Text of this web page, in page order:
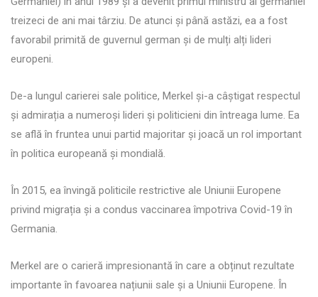
treizeci de ani mai târziu. De atunci și până astăzi, ea a fost
favorabil primită de guvernul german și de mulți alți lideri
europeni.
De-a lungul carierei sale politice, Merkel și-a câștigat respectul
și admirația a numeroși lideri și politicieni din întreaga lume. Ea
se află în fruntea unui partid majoritar și joacă un rol important
în politica europeană și mondială.
În 2015, ea învingă politicile restrictive ale Uniunii Europene
privind migrația și a condus vaccinarea împotriva Covid-19 în
Germania.
Merkel are o carieră impresionantă în care a obținut rezultate
importante în favoarea națiunii sale și a Uniunii Europene. În